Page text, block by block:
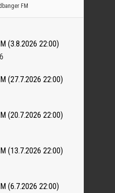
FM
(3.8.2026 22:00)
(27.7.2026 22:00)
(20.7.2026 22:00)
(13.7.2026 22:00)
(6.7.2026 22:00)